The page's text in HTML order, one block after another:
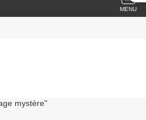
MENU